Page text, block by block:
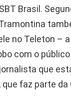
Brasil.
no Teleton –
com o
que
faz parte da